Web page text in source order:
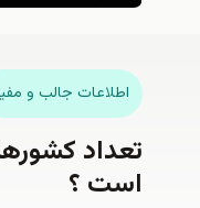
اطلاعات جالب و
تعداد
است ؟